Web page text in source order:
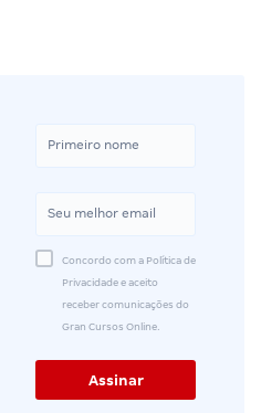
Concordo com a Política de
Privacidade e aceito
receber comunicações do
Gran Cursos Online.